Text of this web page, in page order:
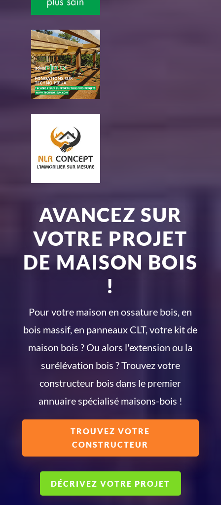
AVANCEZ SUR
VOTRE PROJET
DE MAISON BOIS
!
Pour votre maison en ossature bois, en
bois massif, en panneaux CLT, votre kit de
maison bois ? Ou alors l'extension ou la
surélévation bois ? Trouvez votre
constructeur bois dans le premier
annuaire spécialisé maisons-bois !
TROUVEZ VOTRE
CONSTRUCTEUR
DÉCRIVEZ VOTRE PROJET